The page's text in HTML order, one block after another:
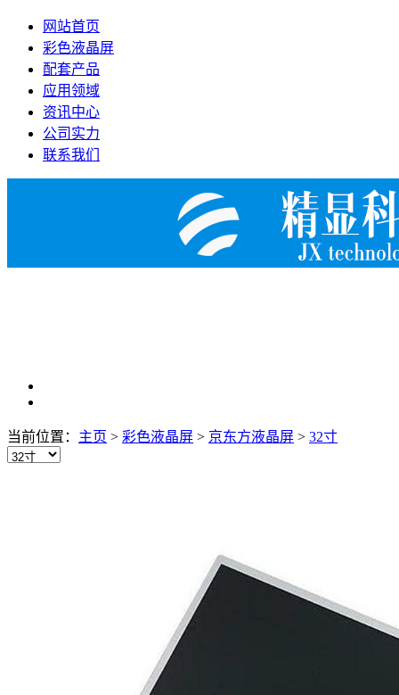
网站首页
彩色液晶屏
配套产品
应用领域
资讯中心
公司实力
联系我们
当前位置： 主页 > 彩色液晶屏 > 京东方液晶屏 > 32寸